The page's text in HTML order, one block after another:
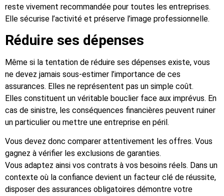
reste vivement recommandée pour toutes les entreprises.
Elle sécurise l’activité et préserve l’image professionnelle.
Réduire ses dépenses
Même si la tentation de réduire ses dépenses existe, vous
ne devez jamais sous-estimer l’importance de ces
assurances. Elles ne représentent pas un simple coût.
Elles constituent un véritable bouclier face aux imprévus. En
cas de sinistre, les conséquences financières peuvent ruiner
un particulier ou mettre une entreprise en péril.
Vous devez donc comparer attentivement les offres. Vous
gagnez à vérifier les exclusions de garanties.
Vous adaptez ainsi vos contrats à vos besoins réels. Dans un
contexte où la confiance devient un facteur clé de réussite,
disposer des assurances obligatoires démontre votre